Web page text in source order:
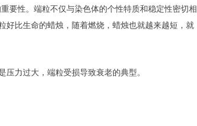
要性。端粒不仅与染色体的个性特质和稳定性密切相
好比生命的蜡烛，随着燃烧，蜡烛也就越来越短，就
力过大，端粒受损导致衰老的典型。